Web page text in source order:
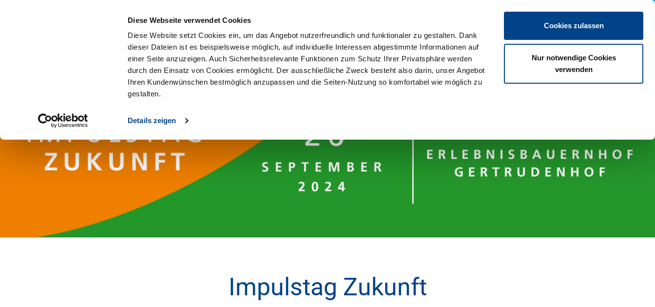
Diese Webseite verwendet Cookies
Diese Website setzt Cookies ein, um das Angebot nutzerfreundlich und funktionaler zu gestalten. Dank
dieser Dateien ist es beispielsweise möglich, auf individuelle Interessen abgestimmte Informationen auf
einer Seite anzuzeigen. Auch Sicherheitsrelevante Funktionen zum Schutz Ihrer Privatsphäre werden
durch den Einsatz von Cookies ermöglicht. Der ausschließliche Zweck besteht also darin, unser Angebot
Ihren Kundenwünschen bestmöglich anzupassen und die Seiten-Nutzung so komfortabel wie möglich zu
gestalten.
Details zeigen
Cookies zulassen
Nur notwendige Cookies
verwenden
Impulstag Zukunft